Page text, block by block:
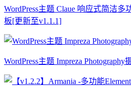
WordPress主题 Claue 响应式简洁
板[更新至v1.1.1]
WordPress主题 Impreza Photography